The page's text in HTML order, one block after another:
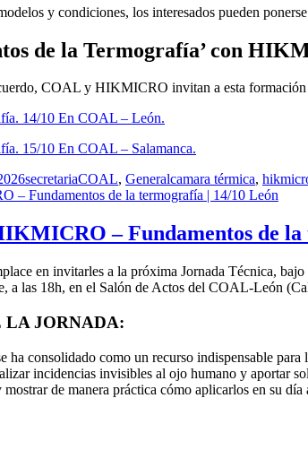
y condiciones, los interesados pueden
de la Termografía’ con
COAL y HIKMICRO invitan a esta formación
14/10 En COAL – León.
15/10 En COAL – Salamanca.
Autor
secretariaCategorías
COAL, GeneralEtiquetas
camara térmica,
– Fundamentos de
en invitarles a la próxima Jornada Técnica,
a las 18h, en el Salón de Actos del COAL-León
LA JORNADA:
ha consolidado como un recurso indispensable
incidencias invisibles al ojo humano y aportar
de manera práctica cómo aplicarlos en su día